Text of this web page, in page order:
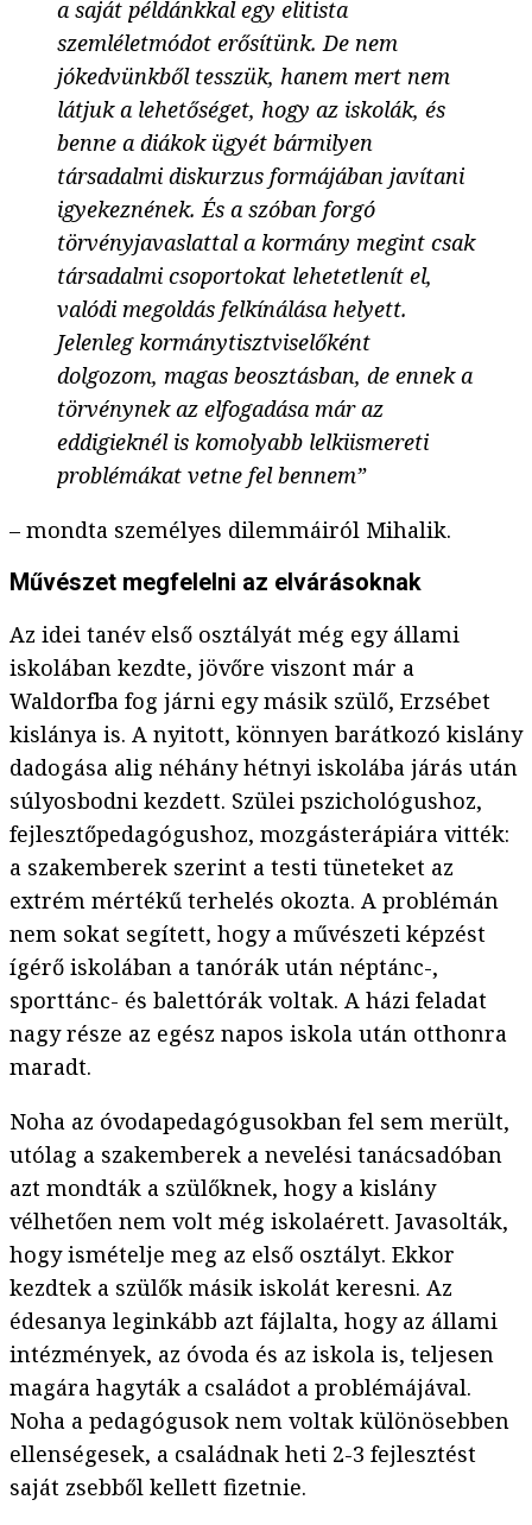
a saját példánkkal egy elitista
szemléletmódot erősítünk. De nem
jókedvünkből tesszük, hanem mert nem
látjuk a lehetőséget, hogy az iskolák, és
benne a diákok ügyét bármilyen
társadalmi diskurzus formájában javítani
igyekeznének. És a szóban forgó
törvényjavaslattal a kormány megint csak
társadalmi csoportokat lehetetlenít el,
valódi megoldás felkínálása helyett.
Jelenleg kormánytisztviselőként
dolgozom, magas beosztásban, de ennek a
törvénynek az elfogadása már az
eddigieknél is komolyabb lelkiismereti
problémákat vetne fel bennem”
– mondta személyes dilemmáiról Mihalik.
Művészet megfelelni az elvárásoknak
Az idei tanév első osztályát még egy állami
iskolában kezdte, jövőre viszont már a
Waldorfba fog járni egy másik szülő, Erzsébet
kislánya is. A nyitott, könnyen barátkozó kislány
dadogása alig néhány hétnyi iskolába járás után
súlyosbodni kezdett. Szülei pszichológushoz,
fejlesztőpedagógushoz, mozgásterápiára vitték:
a szakemberek szerint a testi tüneteket az
extrém mértékű terhelés okozta. A problémán
nem sokat segített, hogy a művészeti képzést
ígérő iskolában a tanórák után néptánc-,
sporttánc- és balettórák voltak. A házi feladat
nagy része az egész napos iskola után otthonra
maradt.
Noha az óvodapedagógusokban fel sem merült,
utólag a szakemberek a nevelési tanácsadóban
azt mondták a szülőknek, hogy a kislány
vélhetően nem volt még iskolaérett. Javasolták,
hogy ismételje meg az első osztályt. Ekkor
kezdtek a szülők másik iskolát keresni. Az
édesanya leginkább azt fájlalta, hogy az állami
intézmények, az óvoda és az iskola is, teljesen
magára hagyták a családot a problémájával.
Noha a pedagógusok nem voltak különösebben
ellenségesek, a családnak heti 2-3 fejlesztést
saját zsebből kellett fizetnie.